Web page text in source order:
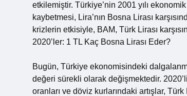
etkilemiştir. Türkiye’nin 2001 yılı
kaybetmesi, Lira’nın Bosna Lirası
krizlerin etkisiyle, BAM, Türk Lirası
2020’ler: 1 TL Kaç Bosna Lirası Eder?
Bugün, Türkiye ekonomisindeki
değeri sürekli olarak değişmektedir.
oranları ve döviz kurlarındaki artışlar,